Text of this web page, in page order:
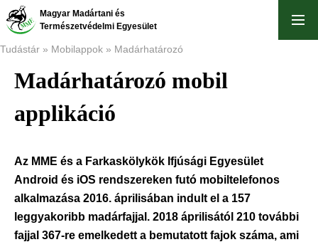
Ugrás
tartalomra
Magyar Madártani és
Természetvédelmi Egyesület
Morzsa
Tudástár Mobilappok Madárhatározó
Madárhatározó mobil
applikáció
Az MME és a Farkaskölykök Ifjúsági Egyesület
Android és iOS rendszereken futó mobiltelefonos
alkalmazása 2016. áprilisában indult el a 157
leggyakoribb madárfajjal. 2018 áprilisától 210 további
fajjal 367-re emelkedett a bemutatott fajok száma, ami